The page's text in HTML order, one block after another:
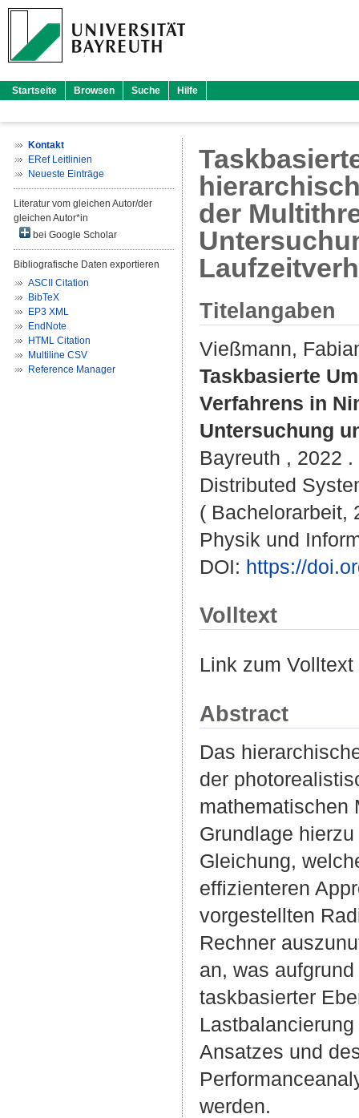
Startseite Browsen Suche Hilfe
Kontakt
ERef Leitlinien
Neueste Einträge
Literatur vom gleichen Autor/der
gleichen Autor*in
bei Google Scholar
Bibliografische Daten exportieren
ASCII Citation
BibTeX
EP3 XML
EndNote
HTML Citation
Multiline CSV
Reference Manager
der
Titelangaben
Vießmann,
Taskbasierte
Verfahrens in
Untersuchung
Bayreuth , 2022
Distributed
( Bachelorarbeit,
Physik und
DOI: https://
Volltext
Link zum
Abstract
Das
der
mathematischen
Grundlage
Gleichung,
effizienteren
vorgestellten
Rechner
an, was
taskbasierter
Ansatzes und
werden.